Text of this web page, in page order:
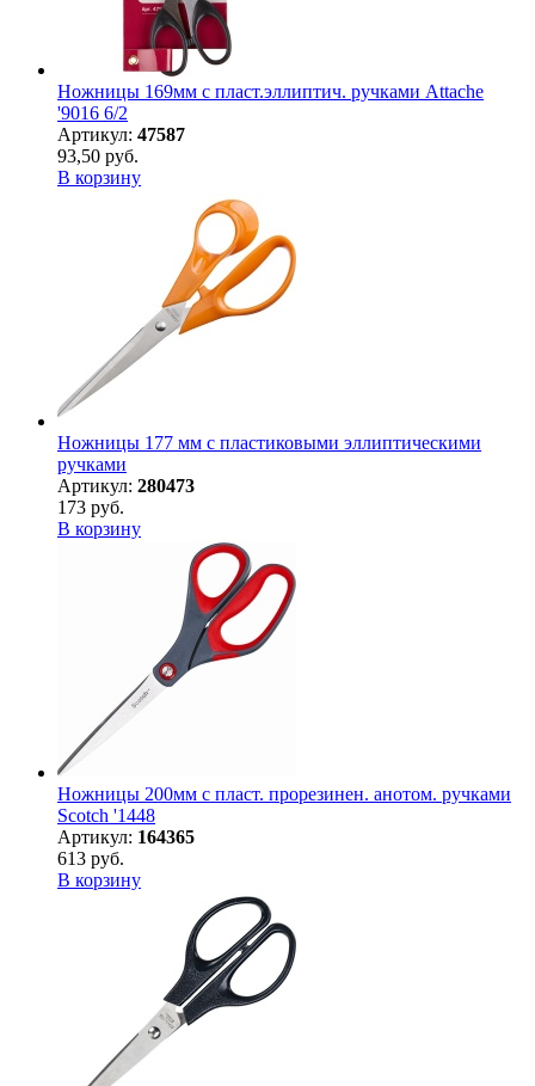
Ножницы 169мм с пласт.эллиптич. ручками Attache
'9016 6/2
Артикул: 47587
93,50 руб.
В корзину
Ножницы 177 мм с пластиковыми эллиптическими
ручками
Артикул: 280473
173 руб.
В корзину
Ножницы 200мм с пласт. прорезинен. анотом. ручками
Scotch '1448
Артикул: 164365
613 руб.
В корзину